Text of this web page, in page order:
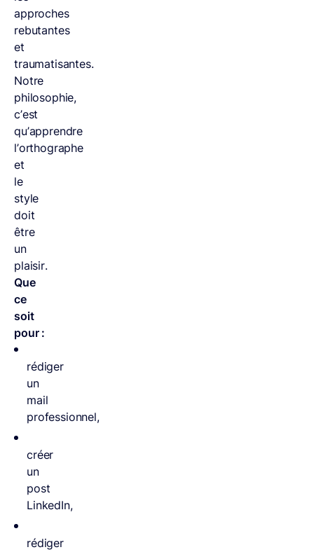
approches
rebutantes
et
traumatisantes.
Notre
philosophie,
c’est
qu’apprendre
l’orthographe
et
le
style
doit
être
un
plaisir.
Que
ce
soit
pour :
rédiger
un
mail
professionnel,
créer
un
post
LinkedIn,
rédiger